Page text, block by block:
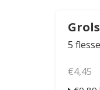
5
€4,45